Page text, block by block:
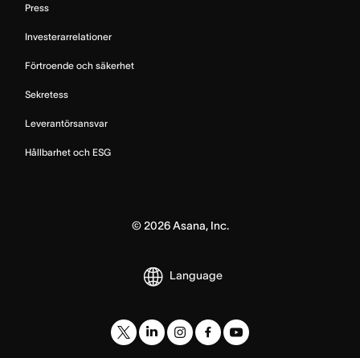
Press
Investerarrelationer
Förtroende och säkerhet
Sekretess
Leverantörsansvar
Hållbarhet och ESG
© 2026Asana, Inc.
Language